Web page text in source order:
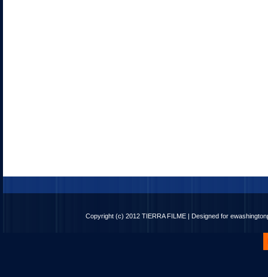
Copyright (c) 2012 TIERRA FILME | Designed for